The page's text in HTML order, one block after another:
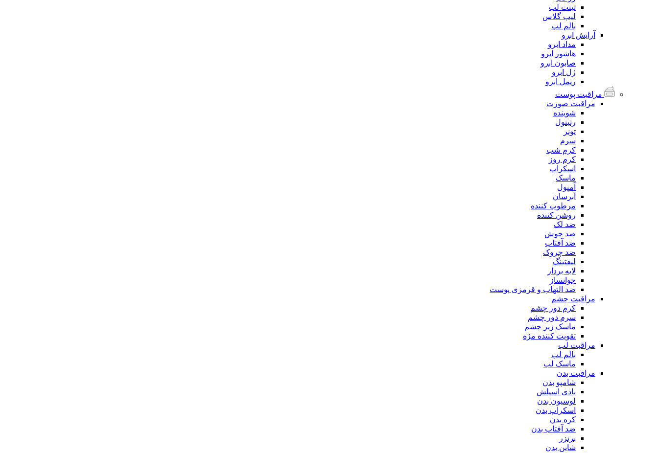
تینت لب
لیپ گلاس
بالم لب
آرایش ابرو
مداد ابرو
هاشور ابرو
صابون ابرو
ژل ابرو
ریمل ابرو
مراقبت پوست
مراقبت صورت
شوینده
رتینول
تونر
سرم
کرم شب
کرم روز
اسکراپ
ماسک
آمپول
آبرسان
مرطوب کننده
روشن کننده
ضد لک
ضد جوش
ضد آفتاب
ضد چروک
لیفتینگ
لایه بردار
جوانساز
ضد التهاب و قرمزی پوست
مراقبت چشم
کرم دور چشم
سرم دور چشم
ماسک زیر چشم
تقویت کننده مژه
مراقبت لب
بالم لب
ماسک لب
مراقبت بدن
شامپو بدن
بادی اسپلش
لوسیون بدن
اسکراپ بدن
کره بدن
ضد آفتاب بدن
برنزر
شاین بدن